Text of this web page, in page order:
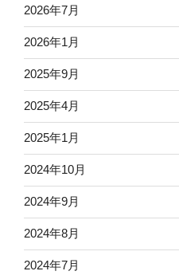
2026年7月
2026年1月
2025年9月
2025年4月
2025年1月
2024年10月
2024年9月
2024年8月
2024年7月